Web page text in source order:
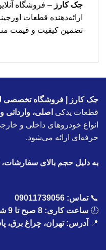
جک کارز – فروشگاه
ارائه‌دهنده قطعات
تضمین کیفیت و قیمت
جک کارز | فروشگاه تخصصی
قطعات یدکی اصلی،
انواع خودروهای داخلی و
حرفه‌ای ارائه می‌شود.
به دلیل حجم بالای
📞تماس: 09011739056
🕗 ساعت کاری: 8 صبح تا 9 شب
📍
آدرس: تهران، چراغ برق،